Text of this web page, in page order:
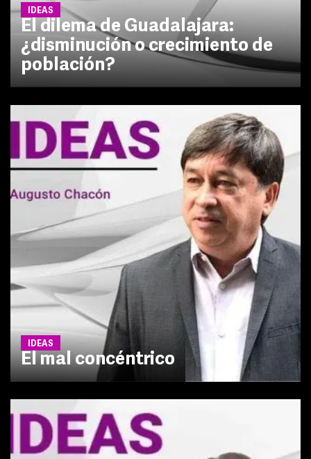
IDEAS
El dilema de Guadalajara:
¿disminución o crecimiento de
población?
IDEAS
El mal concéntrico